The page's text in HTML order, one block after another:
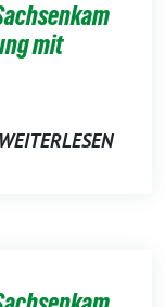
mit
WEITERLESEN